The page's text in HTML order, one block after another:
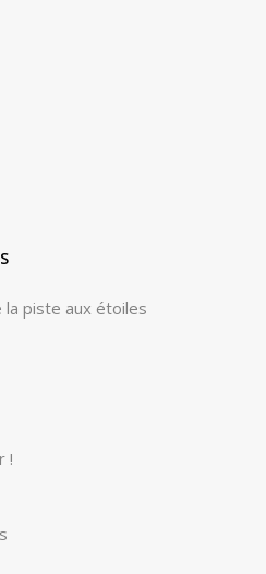
la piste aux étoiles
!